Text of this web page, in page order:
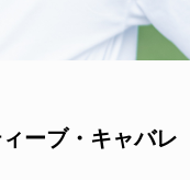
ーブ・キャバレ